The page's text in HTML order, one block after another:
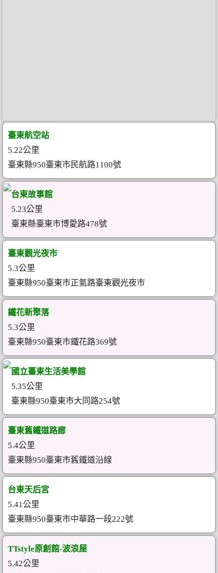
臺東航空站
5.22公里
臺東縣950臺東市民航路1100號
台東故事館
5.23公里
臺東縣臺東市博愛路478號
臺東觀光夜市
5.3公里
臺東縣950臺東市正氣路臺東觀光夜市
鐵花新聚落
5.3公里
臺東縣950臺東市鐵花路369號
國立臺東生活美學館
5.35公里
臺東縣950臺東市大同路254號
臺東舊鐵道路廊
5.4公里
臺東縣950臺東市舊鐵道沿線
台東天后宮
5.41公里
臺東縣950臺東市中華路一段222號
TTstyle原創館-波浪屋
5.42公里